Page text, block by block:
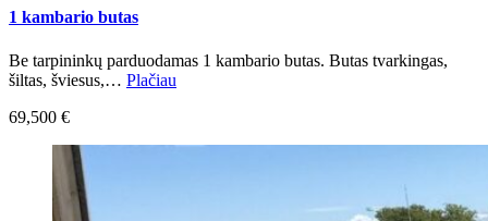
1 kambario butas
Be tarpininkų parduodamas 1 kambario butas. Butas tvarkingas,
šiltas, šviesus,… Plačiau
69,500 €